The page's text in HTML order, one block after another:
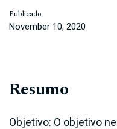
Publicado
November 10, 2020
Resumo
Objetivo: O objetivo